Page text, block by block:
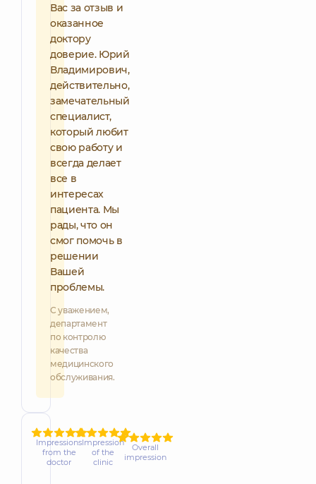
Вас за отзыв и
оказанное
доктору
доверие. Юрий
Владимирович,
действительно,
замечательный
специалист,
который любит
свою работу и
всегда делает
все в
интересах
пациента. Мы
рады, что он
смог помочь в
решении
Вашей
проблемы.
С уважением,
департамент
по контролю
качества
медицинского
обслуживания.
Impressions
from the
doctor
Impression
of the
clinic
Overall
impression